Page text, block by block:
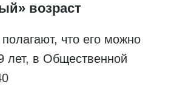
возраст
что его можно
лет, в Общественной